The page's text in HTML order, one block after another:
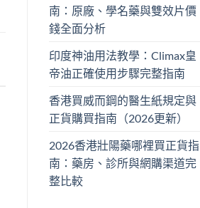
南：原廠、學名藥與雙效片價
錢全面分析
印度神油用法教學：Climax皇
帝油正確使用步驟完整指南
香港買威而鋼的醫生紙規定與
正貨購買指南（2026更新）
2026香港壯陽藥哪裡買正貨指
南：藥房、診所與網購渠道完
整比較